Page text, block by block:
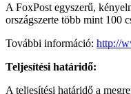
A FoxPost egyszerű,
országszerte több mint 100
További információ: http://
Teljesítési határidő:
A teljesítési határidő a